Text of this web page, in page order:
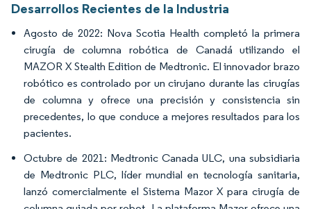
Desarrollos Recientes de la Industria
Agosto de 2022: Nova Scotia Health completó la primera
cirugía de columna robótica de Canadá utilizando el
MAZOR X Stealth Edition de Medtronic. El innovador brazo
robótico es controlado por un cirujano durante las cirugías
de columna y ofrece una precisión y consistencia sin
precedentes, lo que conduce a mejores resultados para los
pacientes.
Octubre de 2021: Medtronic Canada ULC, una subsidiaria
de Medtronic PLC, líder mundial en tecnología sanitaria,
lanzó comercialmente el Sistema Mazor X para cirugía de